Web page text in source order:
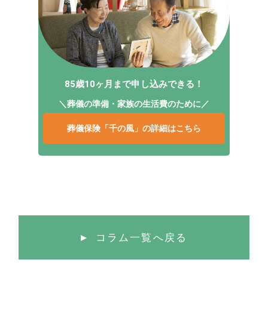
85歳10ヶ月まで申し込みできる！
＼葬儀の準備・家族の生活費のために／
葬儀保険「千の風」の詳細はこちら
コラム一覧へ戻る